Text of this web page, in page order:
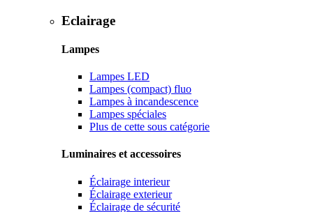
Eclairage
Lampes
Lampes LED
Lampes (compact) fluo
Lampes à incandescence
Lampes spéciales
Plus de cette sous catégorie
Luminaires et accessoires
Éclairage interieur
Éclairage exterieur
Éclairage de sécurité